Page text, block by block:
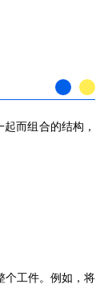
而组合的结构，
个工件。例如，将